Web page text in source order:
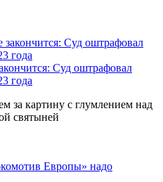
Суд оштрафовал
года
за картину с глумлением над
святыней